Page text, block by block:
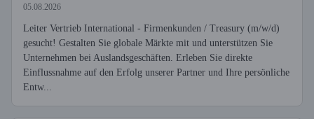
05.08.2026
Leiter Vertrieb International - Firmenkunden / Treasury (m/w/d)
gesucht! Gestalten Sie globale Märkte mit und unterstützen Sie
Unternehmen bei Auslandsgeschäften. Erleben Sie direkte
Einflussnahme auf den Erfolg unserer Partner und Ihre persönliche
Entw...